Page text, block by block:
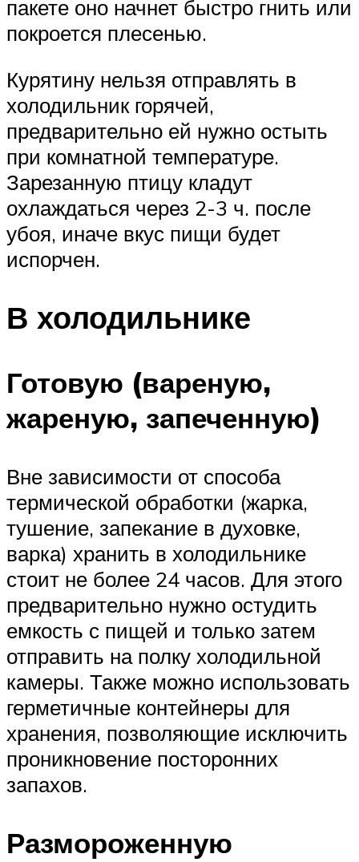
пакете оно начнет быстро гнить или
покроется плесенью.
Курятину нельзя отправлять в
холодильник горячей,
предварительно ей нужно остыть
при комнатной температуре.
Зарезанную птицу кладут
охлаждаться через 2-3 ч. после
убоя, иначе вкус пищи будет
испорчен.
В холодильнике
Готовую (вареную,
жареную, запеченную)
Вне зависимости от способа
термической обработки (жарка,
тушение, запекание в духовке,
варка) хранить в холодильнике
стоит не более 24 часов. Для этого
предварительно нужно остудить
емкость с пищей и только затем
отправить на полку холодильной
камеры. Также можно использовать
герметичные контейнеры для
хранения, позволяющие исключить
проникновение посторонних
запахов.
Размороженную